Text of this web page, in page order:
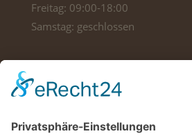
Freitag: 09:00-18:00
Samstag: geschlossen
Bis in die Spitzen
54296 Trier